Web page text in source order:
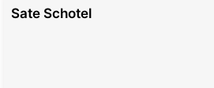
Sate Schotel